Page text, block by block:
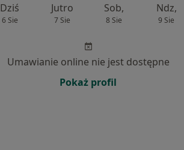
Dziś
6 Sie
Jutro
7 Sie
Sob,
8 Sie
Ndz,
9 Sie
Umawianie online nie jest dostępne
Pokaż profil